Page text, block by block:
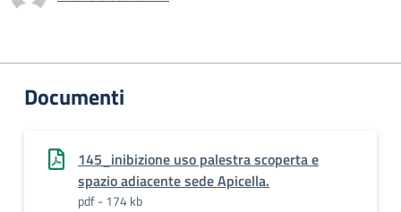
Documenti
145_inibizione uso palestra scoperta e
spazio adiacente sede Apicella.
pdf - 174 kb